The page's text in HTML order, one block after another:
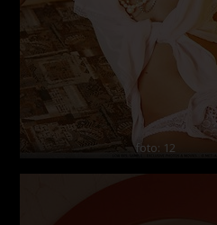
foto: 12